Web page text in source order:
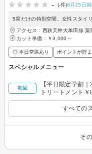
-
(-件)6月25日
5席だけの特別空間。女性スタイ
アクセス：西鉄天神大牟田線 薬
カット単価： ￥3,000～
◎ 本日空席あり ポイントが貯
スペシャルメニュー
初回
【平日限定学割
トリートメント
すべての
そ